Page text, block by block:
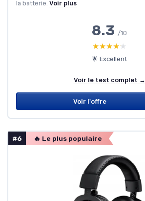
la batterie. Voir plus
8.3 /10
★★★★★
★★★★★
🌟 Excellent
Voir le test complet →
Voir l'offre
#6 🔥 Le plus populaire